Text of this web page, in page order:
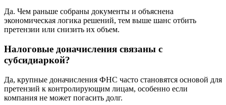
Да. Чем раньше собраны документы и объяснена
экономическая логика решений, тем выше шанс отбить
претензии или снизить их объем.
Налоговые доначисления связаны с
субсидиаркой?
Да, крупные доначисления ФНС часто становятся основой для
претензий к контролирующим лицам, особенно если
компания не может погасить долг.